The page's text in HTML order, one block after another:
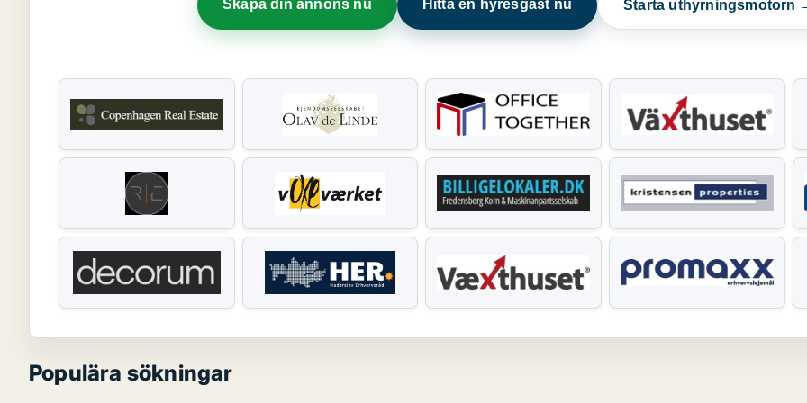
Skapa din annons nu Hitta en hyresgäst nu Starta uthyrningsmotorn
Populära sökningar